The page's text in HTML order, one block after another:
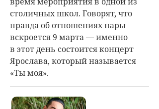
столичных школ. Говорят, что
правда об отношениях пары
вскроется 9 марта — именно
в этот день состоится концерт
Ярослава, который называется
«Ты моя».